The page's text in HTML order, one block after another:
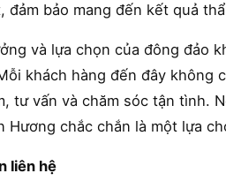
đảm bảo mang đến kết quả
và lựa chọn của đông đảo
khách hàng đến đây không
tư vấn và chăm sóc tận tình.
Hương chắc chắn là một lựa
liên hệ